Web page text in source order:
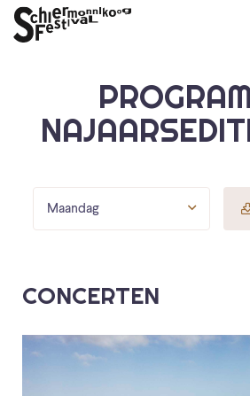
Maandag
CONCERTEN